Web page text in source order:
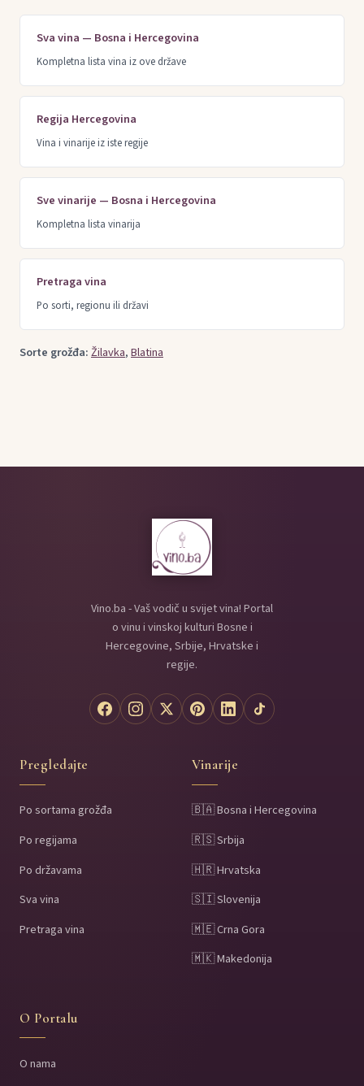
Sva vina — Bosna i Hercegovina
Kompletna lista vina iz ove države
Regija Hercegovina
Vina i vinarije iz iste regije
Sve vinarije — Bosna i Hercegovina
Kompletna lista vinarija
Pretraga vina
Po sorti, regionu ili državi
Sorte grožđa:Žilavka,Blatina
Vino.ba - Vaš vodič u svijet vina! Portal
o vinu i vinskoj kulturi Bosne i
Hercegovine, Srbije, Hrvatske i
regije.
Pregledajte
Po sortama grožđa
Po regijama
Po državama
Sva vina
Pretraga vina
Vinarije
🇧🇦 Bosna i Hercegovina
🇷🇸 Srbija
🇭🇷 Hrvatska
🇸🇮 Slovenija
🇲🇪 Crna Gora
🇲🇰 Makedonija
O Portalu
O nama